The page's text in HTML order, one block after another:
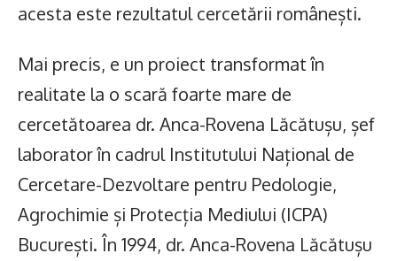
acesta este rezultatul cercetării românești.
Mai precis, e un proiect transformat în
realitate la o scară foarte mare de
cercetătoarea dr. Anca-Rovena Lăcătușu, șef
laborator în cadrul Institutului Național de
Cercetare-Dezvoltare pentru Pedologie,
Agrochimie și Protecția Mediului (ICPA)
București. În 1994, dr. Anca-Rovena Lăcătușu